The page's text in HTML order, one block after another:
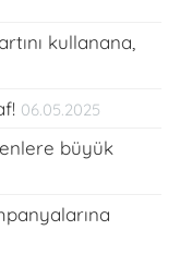
kullanana,
06.05.2025
büyük